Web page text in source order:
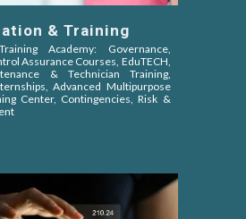
& Training
Academy: Governance,
Assurance Courses, EduTECH,
& Technician Training,
Advanced Multipurpose
Center, Contingencies, Risk &